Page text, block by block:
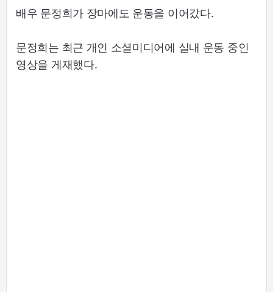
배우 문정희가 장마에도 운동을 이어갔다.
문정희는 최근 개인 소셜미디어에 실내 운동 중인
영상을 게재했다.